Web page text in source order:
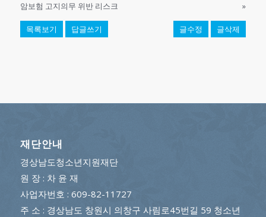
암보험 고지의무 위반 리스크
»
목록보기 답글쓰기 글수정 글삭제
재단안내
경상남도청소년지원재단
원 장 : 차 윤 재
사업자번호 : 609-82-11727
주 소 : 경상남도 창원시 의창구 사림로45번길 59 청소년